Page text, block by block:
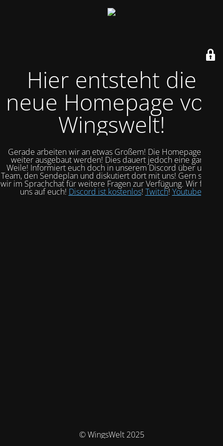
Hier entsteht die
neue Homepage von
Wingswelt!
Gerade arbeiten wir an etwas Großem! Die Homepage soll
weiter ausgebaut werden! Dies dauert jedoch eine ganze
Weile! Informiert euch doch in unserem Discord über unser
Team, den Sendeplan und diskutiert dort mit uns! Gern stehen
wir im Sprachchat für weitere Fragen zur Verfügung. Wir freuen
uns auf euch! Discord ist kostenlos! Twitch! Youtube
© WingsWelt 2025